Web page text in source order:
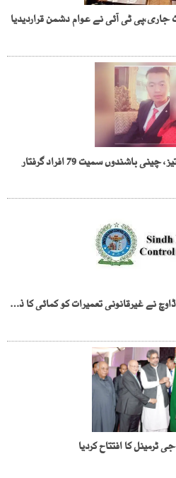
ٹی آئی نے عوام دشمن قراردیدیا
سمیت 79 افراد گرفتار
سندھ بلڈنگ کنٹرول اتھارٹی، عرس ڈاوچ نے غیرقانونی تعمیرات کو کمائی کا ذریعہ بنا لیا
ٹرمینل کا افتتاح کردیا